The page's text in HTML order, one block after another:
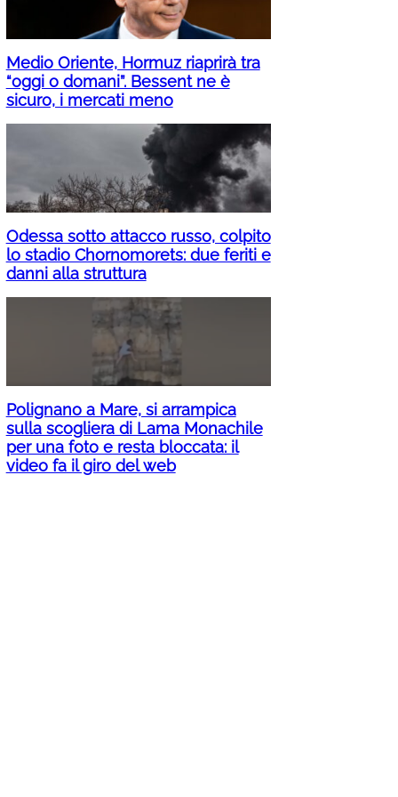
Medio Oriente, Hormuz riaprirà tra
“oggi o domani”. Bessent ne è
sicuro, i mercati meno
Odessa sotto attacco russo, colpito
lo stadio Chornomorets: due feriti e
danni alla struttura
Polignano a Mare, si arrampica
sulla scogliera di Lama Monachile
per una foto e resta bloccata: il
video fa il giro del web